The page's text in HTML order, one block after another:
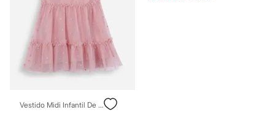
Disney
Hello Kitty
Homem Aranha
Minecraft
Naruto
Patrulha Canina
Beleza
Vestido Midi Infantil De Tule Coração Rosa